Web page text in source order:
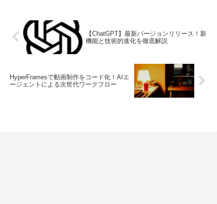
【ChatGPT】最新バージョンリリース！新
機能と技術的進化を徹底解説
HyperFramesで動画制作をコード化！AIエ
ージェントによる次世代ワークフロー